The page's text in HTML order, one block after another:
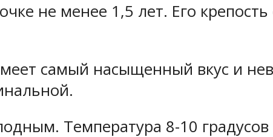
не менее 1,5 лет. Его
самый насыщенный вкус и
Температура 8-10